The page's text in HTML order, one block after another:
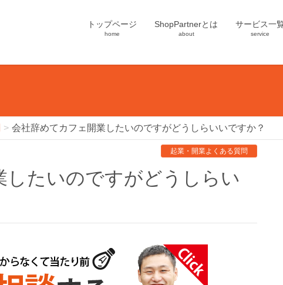
トップページ
home
ShopPartnerとは
about
サービス一
service
会社辞めてカフェ開業したいのですがどうしらいいですか？
起業・開業よくある質問